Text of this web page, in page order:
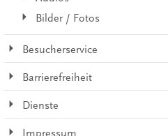
Bilder / Fotos
Besucherservice
Barrierefreiheit
Dienste
Impressum